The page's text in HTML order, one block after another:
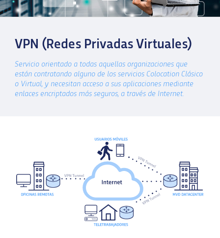
VPN (Redes Privadas Virtuales)
Servicio orientado a todas aquellas organizaciones que
están contratando alguno de los servicios Colocation Clásico
o Virtual, y necesitan acceso a sus aplicaciones mediante
enlaces encriptados más seguros, a través de Internet.